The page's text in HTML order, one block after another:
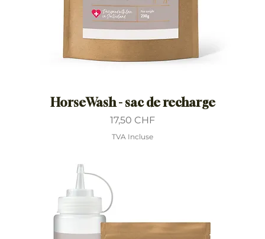
HorseWash - sac de recharge
Prix
17,50 CHF
TVA Incluse